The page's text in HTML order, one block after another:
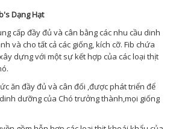
Dạng Hạt
cấp đầy đủ và cân bằng các nhu cầu dinh
và cho tất cả các giống, kích cỡ. Fib chứa
dựng với một sự kết hợp của các loại thịt
ăn đầy đủ và cân đối ,được phát triển để
dưỡng của Chó trưởng thành,mọi giống